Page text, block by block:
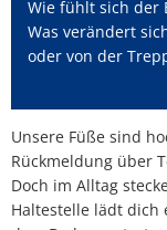
Wie fühlt sich der
Was verändert
oder von der
Unsere Füße sind
Rückmeldung über
Doch im Alltag
Haltestelle lädt dich